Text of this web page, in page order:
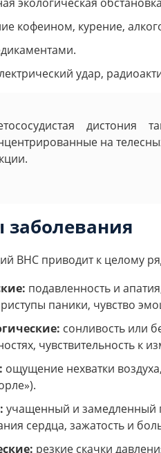
кофеином, курение,
удар,
на
ВНС приводит к целому
подавленность и
паники, чувство
сонливость или
чувствительность к
ощущение нехватки
учащенный и замедленный
сердца, зажатость и
резкие скачки